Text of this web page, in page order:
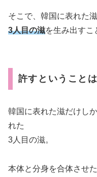
そこで、韓国に表れた
3人目の滋を生み出すこ
許すということ
韓国に表れた滋だけし
れた
3人目の滋。
本体と分身を合体させ